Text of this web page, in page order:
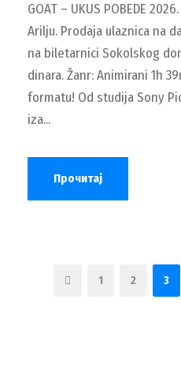
GOAT – UKUS POBEDE
Arilju. Prodaja ulaznica na
na biletarnici Sokolskog
dinara. Žanr: Animirani 1h
formatu! Od studija Sony
iza...
Прочитај
1 2 3